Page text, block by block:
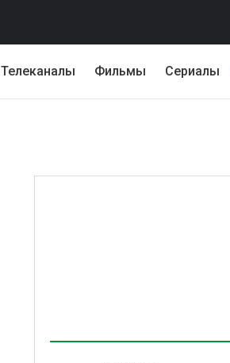
Телеканалы Фильмы Сериалы